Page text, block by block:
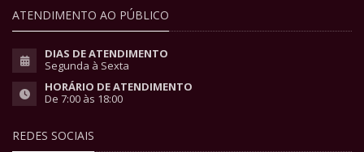
ATENDIMENTO AO PÚBLICO
DIAS DE ATENDIMENTO
Segunda à Sexta
HORÁRIO DE ATENDIMENTO
De 7:00 às 18:00
REDES SOCIAIS